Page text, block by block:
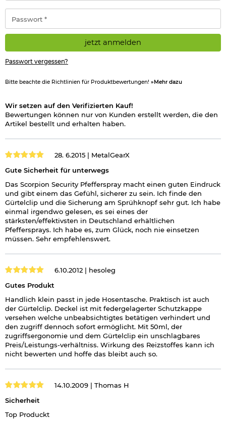
Adresse
*
jetzt anmelden
Passwort vergessen?
Bitte beachte die Richtlinien für Produktbewertungen! »Mehr dazu
Wir setzen auf den Verifizierten Kauf!
Bewertungen können nur von Kunden erstellt werden, die den
Artikel bestellt und erhalten haben.
28. 6.2015 | MetalGearX
Gute Sicherheit für unterwegs
Das Scorpion Security Pfefferspray macht einen guten Eindruck
und gibt einem das Gefühl, sicherer zu sein. Ich finde den
Gürtelclip und die Sicherung am Sprühknopf sehr gut. Ich habe
einmal irgendwo gelesen, es sei eines der
stärksten/effektivsten in Deutschland erhältlichen
Pfeffersprays. Ich habe es, zum Glück, noch nie einsetzen
müssen. Sehr empfehlenswert.
6.10.2012 | hesoleg
Gutes Produkt
Handlich klein passt in jede Hosentasche. Praktisch ist auch
der Gürtelclip. Deckel ist mit federgelagerter Schutzkappe
versehen welche unbeabsichtigtes betätigen verhindert und
den zugriff dennoch sofort ermöglicht. Mit 50ml, der
zugriffsergonomie und dem Gürtelclip ein unschlagbares
Preis/Leistungs-verhältniss. Wirkung des Reizstoffes kann ich
nicht bewerten und hoffe das bleibt auch so.
14.10.2009 | Thomas H
Sicherheit
Top Produckt